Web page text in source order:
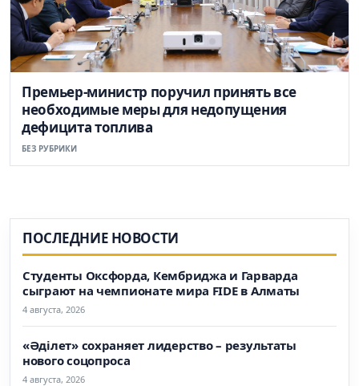
Премьер-министр поручил принять все
необходимые меры для недопущения
дефицита топлива
БЕЗ РУБРИКИ
ПОСЛЕДНИЕ НОВОСТИ
Студенты Оксфорда, Кембриджа и Гарварда
сыграют на чемпионате мира FIDE в Алматы
4 августа, 2026
«Әділет» сохраняет лидерство – результаты
нового соцопроса
4 августа, 2026